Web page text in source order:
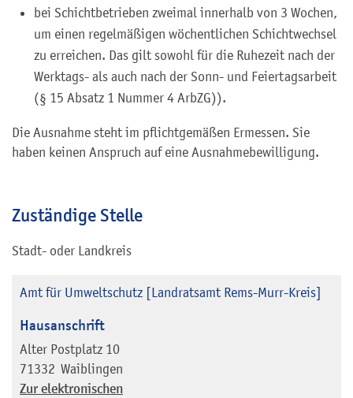
bei Schichtbetrieben zweimal innerhalb von 3 Wochen,
um einen regelmäßigen wöchentlichen Schichtwechsel
zu erreichen. Das gilt sowohl für die Ruhezeit nach der
Werktags- als auch nach der Sonn- und Feiertagsarbeit
(§ 15 Absatz 1 Nummer 4 ArbZG)).
Die Ausnahme steht im pflichtgemäßen Ermessen. Sie
haben keinen Anspruch auf eine Ausnahmebewilligung.
Zuständige Stelle
Stadt- oder Landkreis
Amt für Umweltschutz [Landratsamt Rems-Murr-Kreis]
Hausanschrift
Alter Postplatz 10
71332 Waiblingen
Zur elektronischen